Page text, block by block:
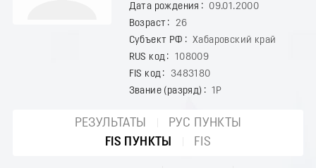
Дата рождения
09.01.2000
Возраст
26
Субъект РФ
Хабаровский край
RUS код
108009
FIS код
3483180
Звание (разряд)
1Р
РЕЗУЛЬТАТЫ
РУС ПУНКТЫ
FIS ПУНКТЫ
FIS